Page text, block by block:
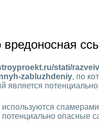
вредоносная
stati/
zabluzhdeniy, по
является
опасные